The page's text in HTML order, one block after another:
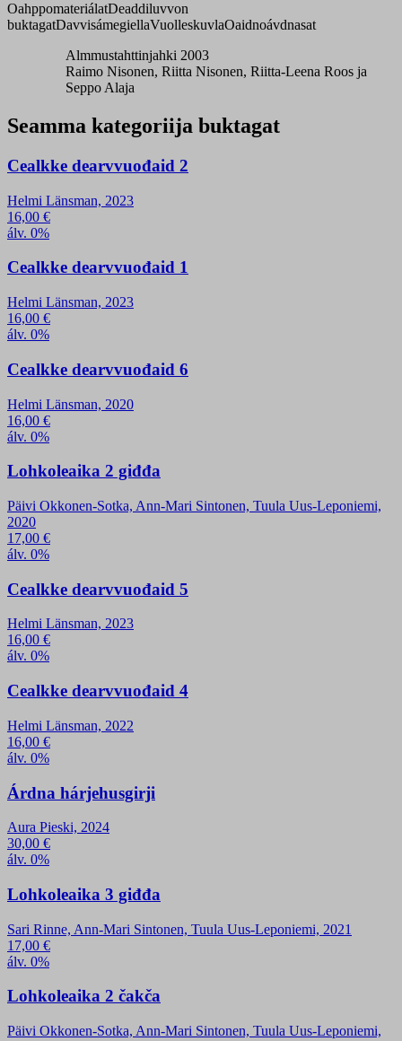
OahppomateriálatDeaddiluvvon
buktagatDavvisámegiellaVuolleskuvlaOaidnoávdnasat
Almmustahttinjahki 2003
Raimo Nisonen, Riitta Nisonen, Riitta-Leena Roos ja
Seppo Alaja
Seamma kategoriija buktagat
Cealkke dearvvuođaid 2
Helmi Länsman, 2023
16,00 €
álv. 0%
Cealkke dearvvuođaid 1
Helmi Länsman, 2023
16,00 €
álv. 0%
Cealkke dearvvuođaid 6
Helmi Länsman, 2020
16,00 €
álv. 0%
Lohkoleaika 2 giđđa
Päivi Okkonen-Sotka, Ann-Mari Sintonen, Tuula Uus-Leponiemi,
2020
17,00 €
álv. 0%
Cealkke dearvvuođaid 5
Helmi Länsman, 2023
16,00 €
álv. 0%
Cealkke dearvvuođaid 4
Helmi Länsman, 2022
16,00 €
álv. 0%
Árdna hárjehusgirji
Aura Pieski, 2024
30,00 €
álv. 0%
Lohkoleaika 3 giđđa
Sari Rinne, Ann-Mari Sintonen, Tuula Uus-Leponiemi, 2021
17,00 €
álv. 0%
Lohkoleaika 2 čakča
Päivi Okkonen-Sotka, Ann-Mari Sintonen, Tuula Uus-Leponiemi,